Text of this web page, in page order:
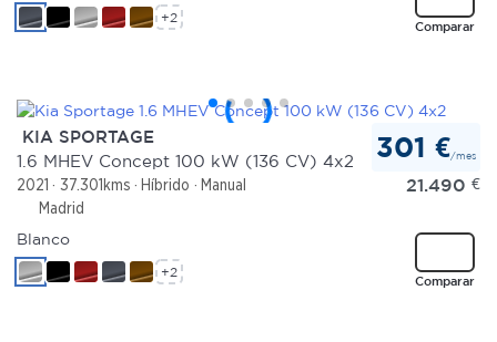
Comparar
+2
KIA SPORTAGE
1.6 MHEV Concept 100 kW (136 CV) 4x2
2021 37.301kms Híbrido
Manual
Madrid
301 €/mes
21.490 €
Comparar
Blanco
+2